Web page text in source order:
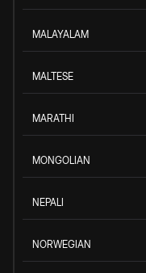
MALAYALAM
MALTESE
MARATHI
MONGOLIAN
NEPALI
NORWEGIAN